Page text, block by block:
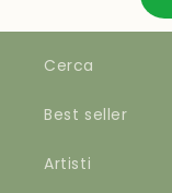
Cerca
Best seller
Artisti